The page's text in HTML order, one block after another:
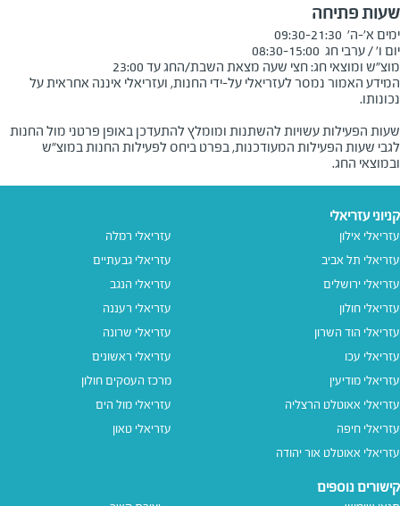
שעות פתיחה
מוצ"ש ומוצאי חג: חצי שעה מצאת השבת/החג עד 23:00
המידע האמור נמסר לעזריאלי על-ידי החנות, ועזריאלי איננה אחראית על
שעות הפעילות עשויות להשתנות ומומלץ להתעדכן באופן פרטני מול החנות
לגבי שעות הפעילות המעודכנות, בפרט ביחס לפעילות החנות במוצ"ש
ובמוצאי החג.
קניוני עזריאלי
עזריאלי אילון
עזריאלי תל אביב
עזריאלי ירושלים
עזריאלי חולון
עזריאלי הוד השרון
עזריאלי עכו
עזריאלי מודיעין
עזריאלי אאוטלט הרצליה
עזריאלי חיפה
עזריאלי אאוטלט אור יהודה
עזריאלי רמלה
עזריאלי גבעתיים
עזריאלי הנגב
עזריאלי רעננה
עזריאלי שרונה
עזריאלי ראשונים
מרכז העסקים חולון
עזריאלי מול הים
עזריאלי טאון
קישורים נוספים